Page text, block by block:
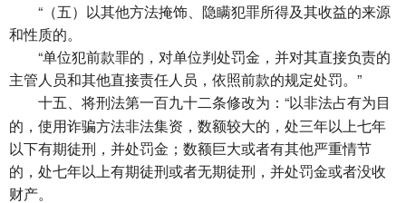
“（五）以其他方法掩饰、隐瞒犯罪所得及其收益的来源
和性质的。
“单位犯前款罪的，对单位判处罚金，并对其直接负责的
主管人员和其他直接责任人员，依照前款的规定处罚。”
十五、 将刑法第一百九十二条修改为：“以非法占有为目
的，使用诈骗方法非法集资，数额较大的，处三年以上七年
以下有期徒刑，并处罚金；数额巨大或者有其他严重情节
的，处七年以上有期徒刑或者无期徒刑，并处罚金或者没收
财产。